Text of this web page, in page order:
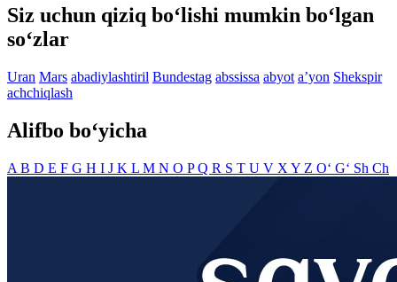
Siz uchun qiziq bo‘lishi mumkin bo‘lgan
so‘zlar
Uran Mars abadiylashtiril Bundestag abssissa abyot aʼyon Shekspir
achchiqlash
Alifbo bo‘yicha
A B D E F G H I J K L M N O PQ R S T U V X Y Z O‘ G‘ Sh Ch